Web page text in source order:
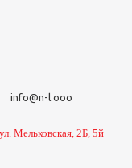
info@n-l.ooo
Мельковская, 2Б, 5й